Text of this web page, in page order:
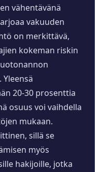
vähentävänä
vakuuden
on merkittävä,
kokeman riskin
20-30 prosenttia
osuus voi vaihdella
mukaan.
sillä se
myös
hakijoille, jotka